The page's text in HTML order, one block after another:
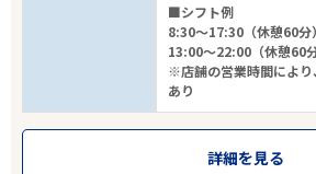
■シフト例
8:30～17:30（休憩60分）
13:00～22:00（休憩60分
※店舗の営業時間によ
あり
詳細を見る